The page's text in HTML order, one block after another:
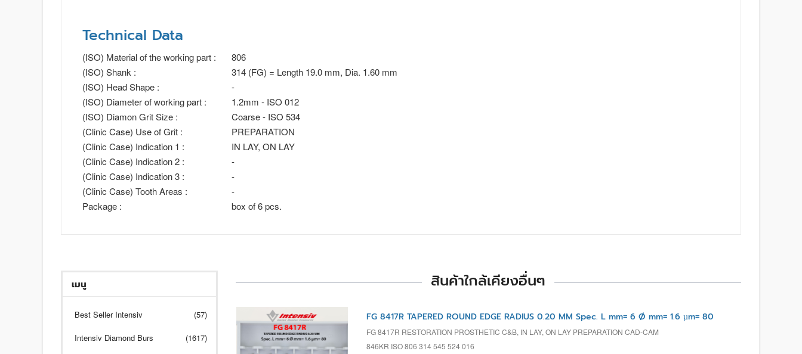
Technical Data
(ISO) Material of the working part :
806
(ISO) Shank :
314 (FG) = Length 19.0 mm, Dia. 1.60 mm
(ISO) Head Shape :
-
(ISO) Diameter of working part :
1.2mm - ISO 012
(ISO) Diamon Grit Size :
Coarse - ISO 534
(Clinic Case) Use of Grit :
PREPARATION
(Clinic Case) Indication 1 :
IN LAY, ON LAY
(Clinic Case) Indication 2 :
-
(Clinic Case) Indication 3 :
-
(Clinic Case) Tooth Areas :
-
Package :
box of 6 pcs.
เมนู
Best Seller Intensiv (57)
Intensiv Diamond Burs (1617)
สินค้าใกล้เคียงอื่นๆ
FG 8417R TAPERED ROUND EDGE RADIUS 0.20 MM Spec. L mm= 6 Ø mm= 1.6 µm= 80
FG 8417R RESTORATION PROSTHETIC C&B, IN LAY, ON LAY PREPARATION CAD-CAM
846KR ISO 806 314 545 524 016